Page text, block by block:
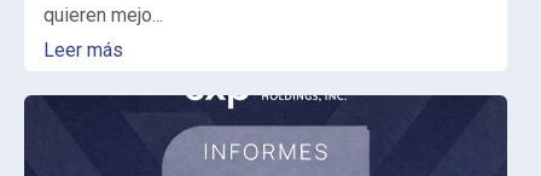
quieren mejo...
Leer más